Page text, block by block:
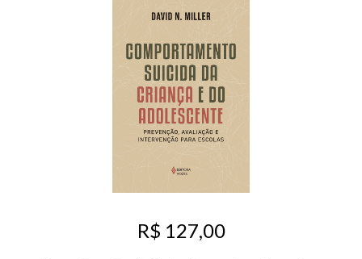
R$ 127,00